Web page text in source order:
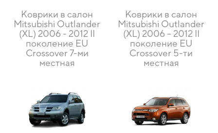
Коврики в салон
Mitsubishi Outlander
(XL) 2006 - 2012 II
поколение EU
Crossover 7-ми
местная
Коврики в салон
Mitsubishi Outlander
(XL) 2006 – 2012 II
поколение EU
Crossover 5-ти
местная